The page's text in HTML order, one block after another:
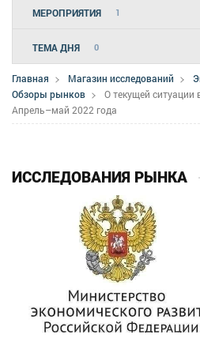
МЕРОПРИЯТИЯ 1
ТЕМА ДНЯ 0
Главная Магазин исследований
Обзоры рынков
О текущей ситуации
Апрель–май 2022 года
ИССЛЕДОВАНИЯ РЫНКА